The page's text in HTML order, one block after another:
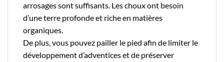
arrosages sont suffisants. Les choux ont besoin
d’une terre profonde et riche en matières
organiques.
De plus, vous pouvez pailler le pied afin de limiter le
développement d’adventices et de préserver